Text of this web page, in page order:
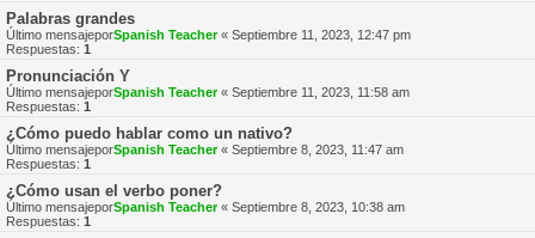
Palabras grandes
Último mensajeporSpanish Teacher« Septiembre 11, 2023, 12:47 pm
Respuestas: 1
Pronunciación Y
Último mensajeporSpanish Teacher« Septiembre 11, 2023, 11:58 am
Respuestas: 1
¿Cómo puedo hablar como un nativo?
Último mensajeporSpanish Teacher« Septiembre 8, 2023, 11:47 am
Respuestas: 1
¿Cómo usan el verbo poner?
Último mensajeporSpanish Teacher« Septiembre 8, 2023, 10:38 am
Respuestas: 1